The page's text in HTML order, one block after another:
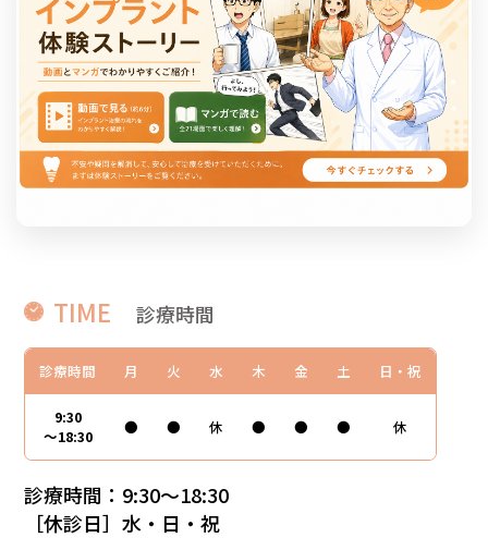
TIME 診療時間
診療時間 月 火 水 木 金 土 日・祝
9:30
～18:30
● ● 休 ● ● ● 休
診療時間：9:30～18:30
［休診日］水・日・祝